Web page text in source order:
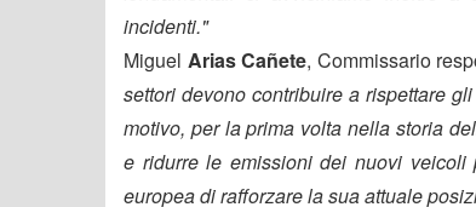
incidenti."
Miguel Arias Cañete, Commissario
settori devono contribuire a rispettare
motivo, per la prima volta nella storia
e ridurre le emissioni dei nuovi veicoli
europea di rafforzare la sua attuale